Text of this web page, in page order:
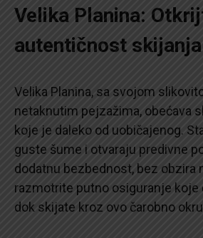
Velika Planina:
autentičnost skijanja
Velika Planina, sa svojom
netaknutim pejzažima, obećava
koje je daleko od uobičajenog.
guste šume i otvaraju predivne
dodatnu bezbednost, bez obzira
razmotrite putno osiguranje koje
dok skijate kroz ovo čarobno